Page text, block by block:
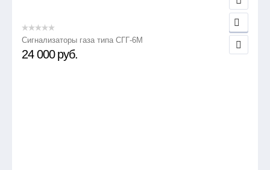
Сигнализаторы газа типа СГГ-6М
24 000 руб.